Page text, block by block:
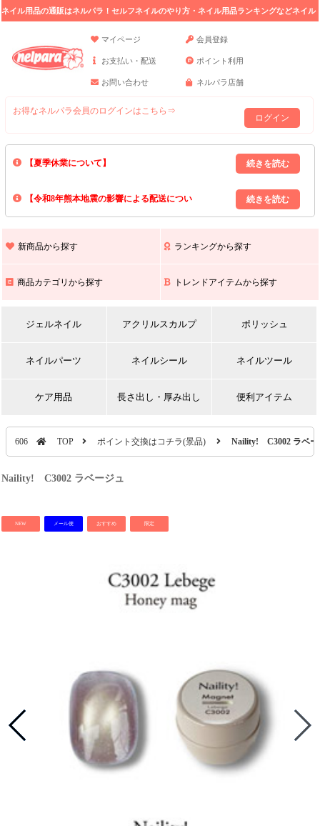
ネイル用品の通販はネルパラ！セルフネイルのやり方・ネイル用品ランキングなどネイル
マイページ
会員登録
お支払い・配送 ポイント利用
お問い合わせ ネルパラ店舗
お得なネルパラ会員のログインはこちら⇒
ログイン
【夏季休業について】
8/13(木)～8/16(日)の間｢出荷業務・お問い合わせ業務｣はお休みいたしま
上記期間中のご注文・お問い合わせは8/17(月)以降の対応となりますので
【令和8年熊本地震の影響による配送につい
また､ 九州全域でお荷物のお届けに遅延が生じております｡
新商品から探す ランキングから探す
商品カテゴリから探す トレンドアイテムから探す
ジェルネイル アクリルスカルプ ポリッシュ
ネイルパーツ ネイルシール ネイルツール
ケア用品 長さ出し・厚み出し 便利アイテム
606 TOP ポイント交換はコチラ(景品) Naility! C3002 ラベー
Naility! C3002 ラベージュ
NEW メール便 おすすめ 限定